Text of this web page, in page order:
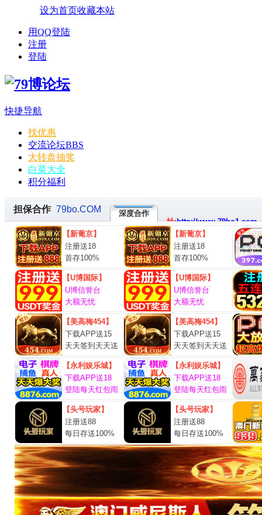
设为首页收藏本站
用QQ登陆
注册
登陆
快捷导航
找优惠
交流论坛BBS
大转盘抽奖
白菜大全
积分福利